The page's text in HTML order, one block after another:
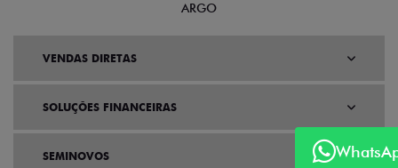
ARGO
VENDAS DIRETAS
SOLUÇÕES FINANCEIRAS
SEMINOVOS